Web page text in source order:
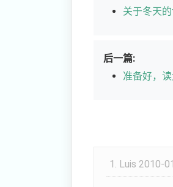
关于冬天
后一篇:
准备好，
1. Luis 2010-